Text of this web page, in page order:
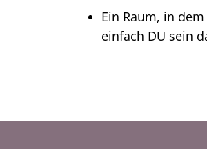
Ein Raum, in
einfach DU sein